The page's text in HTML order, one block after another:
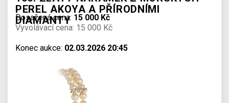
PEREL AKOYA A PŘÍRODNÍMI
DIAMANTY
Dosažená cena: 15 000 Kč
Vyvolávací cena: 15 000 Kč
Konec aukce: 02.03.2026 20:45